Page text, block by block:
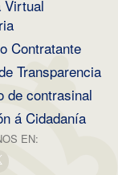
Virtual
Contratante
Transparencia
de contrasinal
á Cidadanía
EN: